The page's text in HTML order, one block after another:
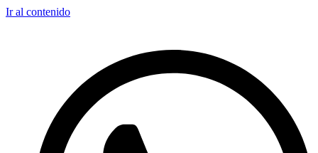
Ir al contenido